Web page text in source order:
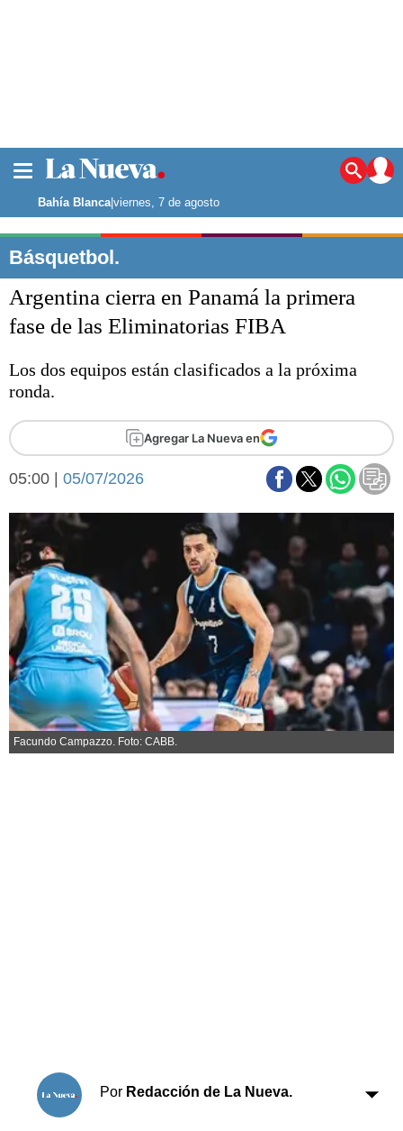
Noticias
La ciudad
Punta Alta
El mundo
Seguridad
Deportes
Escenario Olímpico
Fútbol
Cines
Economía y campo
Economía y finanzas
Con el campo
Espacio empresas
Sociedad y tiempo
libre
Sociedad
Tecnología
Turismo
Salud
Es viral
El tiempo
Bahía Blanca|viernes, 7 de agosto
Básquetbol.
Argentina cierra en Panamá la primera
fase de las Eliminatorias FIBA
Los dos equipos están clasificados a la próxima
ronda.
Agregar La Nueva en
05:00 | 05/07/2026
Facundo Campazzo. Foto: CABB.
Por Redacción de La Nueva.